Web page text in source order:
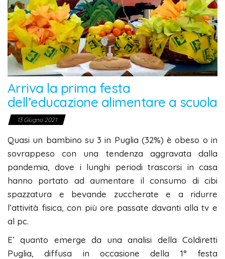
Arriva la prima festa
dell’educazione alimentare a scuola
13 Giugno 2021
Quasi un bambino su 3 in Puglia (32%) è obeso o in
sovrappeso con una tendenza aggravata dalla
pandemia, dove i lunghi periodi trascorsi in casa
hanno portato ad aumentare il consumo di cibi
spazzatura e bevande zuccherate e a ridurre
l’attività fisica, con più ore passate davanti alla tv e
al pc.
E’ quanto emerge da una analisi della Coldiretti
Puglia, diffusa in occasione della 1° festa